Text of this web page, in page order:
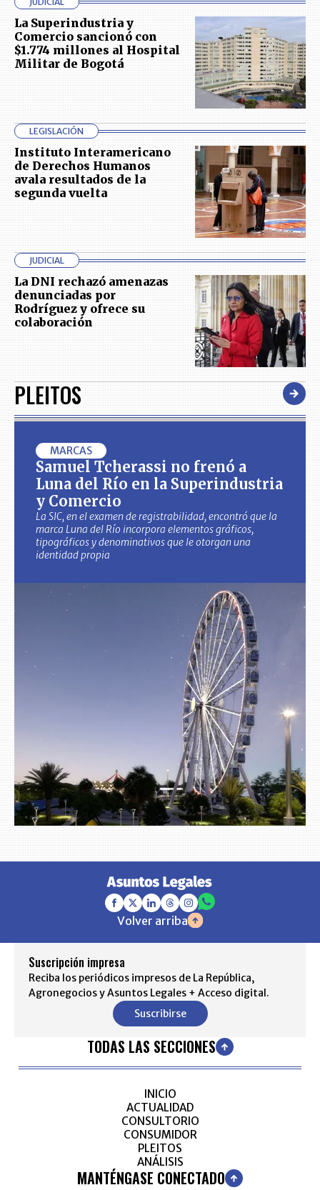
La Superindustria y
Comercio sancionó con
$1.774 millones al Hospital
Militar de Bogotá
LEGISLACIÓN
Instituto Interamericano
de Derechos Humanos
avala resultados de la
segunda vuelta
JUDICIAL
La DNI rechazó amenazas
denunciadas por
Rodríguez y ofrece su
colaboración
PLEITOS
MARCAS
Samuel Tcherassi no frenó a
Luna del Río en la Superindustria
y Comercio
La SIC, en el examen de registrabilidad, encontró que la
marca Luna del Río incorpora elementos gráficos,
tipográficos y denominativos que le otorgan una
identidad propia
Volver arriba
Suscripción impresa
Reciba los periódicos impresos de La República,
Agronegocios y Asuntos Legales + Acceso digital.
Suscribirse
TODAS LAS SECCIONES
INICIO
ACTUALIDAD
CONSULTORIO
CONSUMIDOR
PLEITOS
ANÁLISIS
MANTÉNGASE CONECTADO